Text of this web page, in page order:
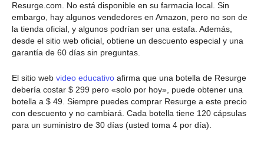
Resurge.com. No está disponible en su farmacia local. Sin
embargo, hay algunos vendedores en Amazon, pero no son de
la tienda oficial, y algunos podrían ser una estafa. Además,
desde el sitio web oficial, obtiene un descuento especial y una
garantía de 60 días sin preguntas.
El sitio web video educativo afirma que una botella de Resurge
debería costar $ 299 pero «solo por hoy», puede obtener una
botella a $ 49. Siempre puedes comprar Resurge a este precio
con descuento y no cambiará. Cada botella tiene 120 cápsulas
para un suministro de 30 días (usted toma 4 por día).